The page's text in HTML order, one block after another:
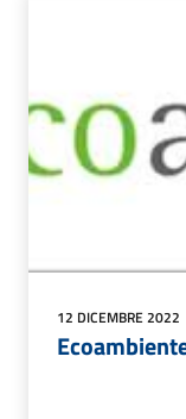
12 DICEMBRE 2022